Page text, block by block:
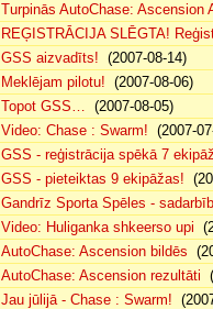
Turpinās AutoChase: Ascension
REĢISTRĀCIJA SLĒGTA!
GSS aizvadīts! (2007-08-14)
Meklējam pilotu! (2007-08-06)
Topot GSS… (2007-08-05)
Video: Chase : Swarm! (2007-
GSS - reģistrācija spēkā 7
GSS - pieteiktas 9 ekipāžas!
Gandrīz Sporta Spēles -
Video: Huliganka shkeerso upi
AutoChase: Ascension bildēs
AutoChase: Ascension rezultāti
Jau jūlijā - Chase : Swarm!